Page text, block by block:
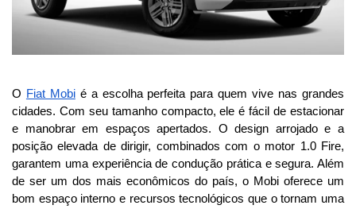
O Fiat Mobi é a escolha perfeita para quem vive nas grandes
cidades. Com seu tamanho compacto, ele é fácil de estacionar
e manobrar em espaços apertados. O design arrojado e a
posição elevada de dirigir, combinados com o motor 1.0 Fire,
garantem uma experiência de condução prática e segura. Além
de ser um dos mais econômicos do país, o Mobi oferece um
bom espaço interno e recursos tecnológicos que o tornam uma